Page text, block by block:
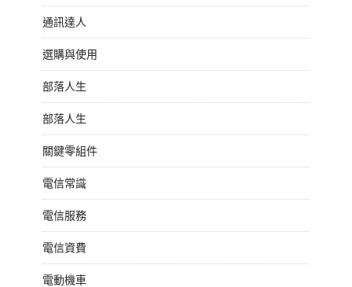
通訊達人
選購與使用
部落人生
部落人生
關鍵零組件
電信常識
電信服務
電信資費
電動機車